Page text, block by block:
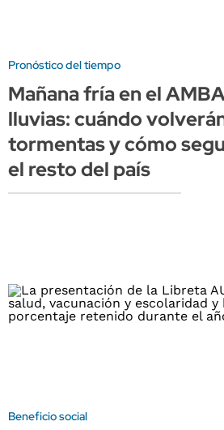
Pronóstico del tiempo
Mañana fría en el
lluvias: cuándo
tormentas y cómo
el resto del país
Beneficio social